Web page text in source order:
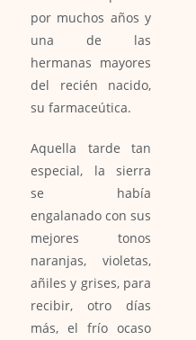
por muchos años y
una de las
hermanas mayores
del recién nacido,
su farmaceútica.
Aquella tarde tan
especial, la sierra
se había
engalanado con sus
mejores tonos
naranjas, violetas,
añiles y grises, para
recibir, otro días
más, el frío ocaso